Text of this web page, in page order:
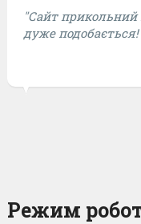
"Сайт прикольний
дуже
Режим